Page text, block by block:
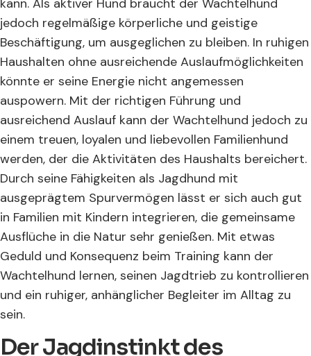
kann. Als aktiver Hund braucht der Wachtelhund
jedoch regelmäßige körperliche und geistige
Beschäftigung, um ausgeglichen zu bleiben. In ruhigen
Haushalten ohne ausreichende Auslaufmöglichkeiten
könnte er seine Energie nicht angemessen
auspowern. Mit der richtigen Führung und
ausreichend Auslauf kann der Wachtelhund jedoch zu
einem treuen, loyalen und liebevollen Familienhund
werden, der die Aktivitäten des Haushalts bereichert.
Durch seine Fähigkeiten als Jagdhund mit
ausgeprägtem Spurvermögen lässt er sich auch gut
in Familien mit Kindern integrieren, die gemeinsame
Ausflüche in die Natur sehr genießen. Mit etwas
Geduld und Konsequenz beim Training kann der
Wachtelhund lernen, seinen Jagdtrieb zu kontrollieren
und ein ruhiger, anhänglicher Begleiter im Alltag zu
sein.
Der Jagdinstinkt des